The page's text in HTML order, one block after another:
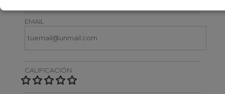
EMAIL
CALIFICACIÓN